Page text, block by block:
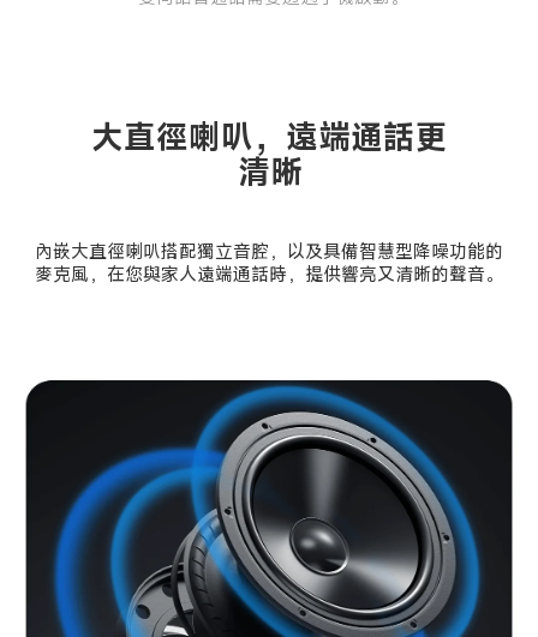
大直徑喇叭，遠端通話更
清晰
內嵌大直徑喇叭搭配獨立音腔，以及具備智慧型降噪功能的
麥克風，在您與家人遠端通話時，提供響亮又清晰的聲音。